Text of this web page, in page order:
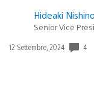
Hideaki Nishino
Senior Vice
Data
12 Settembre, 2024 4